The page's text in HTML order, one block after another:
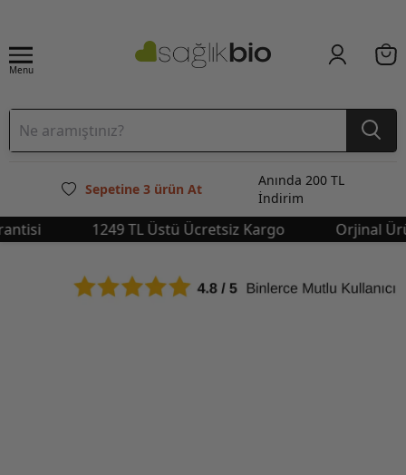
Menu
Sepetine 3 ürün At
Anında 200 TL
İndirim
1249 TL Üstü Ücretsiz Kargo Orjinal